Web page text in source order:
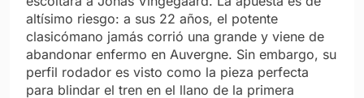
altísimo riesgo: a sus 22 años, el potente
clasicómano jamás corrió una grande y viene de
abandonar enfermo en Auvergne. Sin embargo, su
perfil rodador es visto como la pieza perfecta
para blindar el tren en el llano de la primera